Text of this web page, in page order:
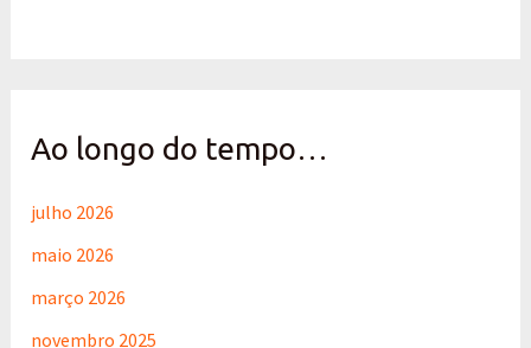
Ao longo do tempo…
julho 2026
maio 2026
março 2026
novembro 2025